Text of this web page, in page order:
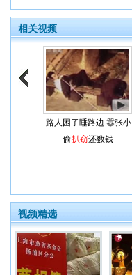
相关视频
路人困了睡路边 嚣张小
偷扒窃还数钱
视频精选